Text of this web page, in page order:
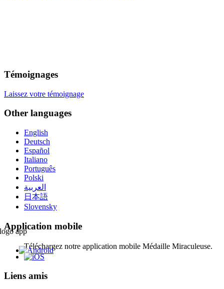
Témoignages
Laissez votre témoignage
Other languages
English
Deutsch
Español
Italiano
Português
Polski
العربية
日本語
Slovensky
Application mobile
Téléchargez notre application mobile Médaille Miraculeuse.
Liens amis